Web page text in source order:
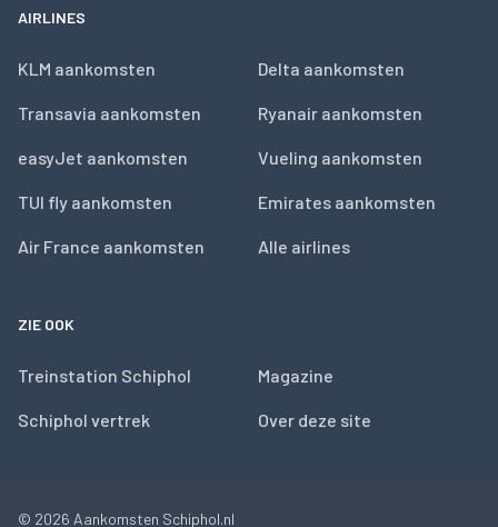
AIRLINES
KLM aankomsten
Transavia aankomsten
easyJet aankomsten
TUI fly aankomsten
Air France aankomsten
Delta aankomsten
Ryanair aankomsten
Vueling aankomsten
Emirates aankomsten
Alle airlines
ZIE OOK
Treinstation Schiphol
Schiphol vertrek
Magazine
Over deze site
© 2026 Aankomsten Schiphol.nl